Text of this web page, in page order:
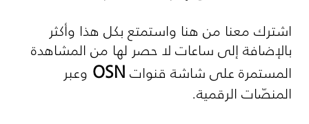
اشترك معنا من هنا واستمتع بكل هذا وأكثر
بالإضافة إلى ساعات لا حصر لها من المشاهدة
المستمرة على شاشة قنواتOSN وعبر
المنصّات الرقمية.